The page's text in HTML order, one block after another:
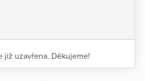
již uzavřena. Děkujeme!